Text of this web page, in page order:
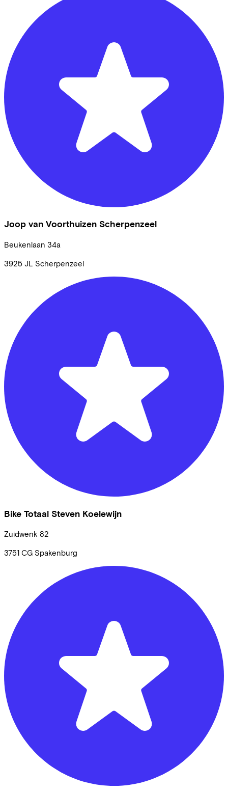
Joop van Voorthuizen Scherpenzeel
Beukenlaan 34a
3925 JL Scherpenzeel
Bike Totaal Steven Koelewijn
Zuidwenk 82
3751 CG Spakenburg